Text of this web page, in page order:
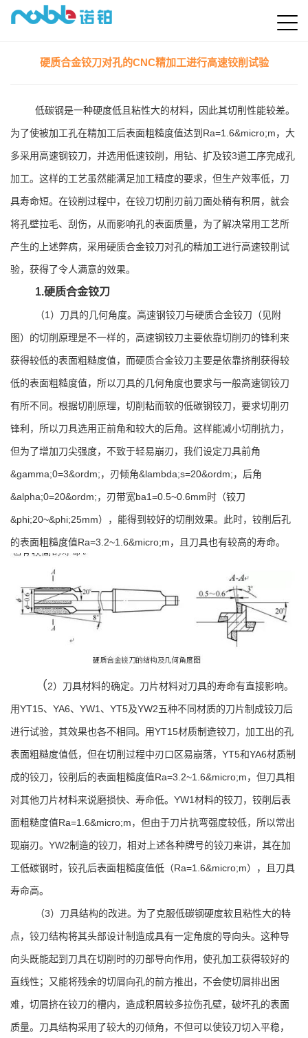
硬质合金铰刀对孔的CNC精加工进行高速铰削试验
低碳钢是一种硬度低且粘性大的材料，因此其切削性能较差。
为了使被加工孔在精加工后表面粗糙度值达到Ra=1.6&micro;m，大
多采用高速钢铰刀，并选用低速铰削，用钻、扩及铰3道工序完成孔
加工。这样的工艺虽然能满足加工精度的要求，但生产效率低，刀
具寿命短。在铰削过程中，在铰刀切削刃前刀面处稍有积屑，就会
将孔壁拉毛、刮伤，从而影响孔的表面质量，为了解决常用工艺所
产生的上述弊病，采用硬质合金铰刀对孔的精加工进行高速铰削试
验，获得了令人满意的效果。
1.硬质合金铰刀
（1）刀具的几何角度。高速钢铰刀与硬质合金铰刀（见附
图）的切削原理是不一样的，高速钢铰刀主要依靠切削刃的锋利来
获得较低的表面粗糙度值，而硬质合金铰刀主要是依靠挤削获得较
低的表面粗糙度值，所以刀具的几何角度也要求与一般高速钢铰刀
有所不同。根据切削原理，切削粘而软的低碳钢铰刀，要求切削刃
锋利，所以刀具选用正前角和较大的后角。这样能减小切削抗力，
但为了增加刀尖强度，不致于轻易崩刃，我们设定刀具前角
&gamma;0=3&ordm;，刃倾角&lambda;s=20&ordm;，后角
&alpha;0=20&ordm;，刃带宽ba1=0.5~0.6mm时（铰刀
&phi;20~&phi;25mm），能得到较好的切削效果。此时，铰削后孔
的表面粗糙度值Ra=3.2~1.6&micro;m，且刀具也有较高的寿命。
（2）刀具材料的确定。刀片材料对刀具的寿命有直接影响。
用YT15、YA6、YW1、YT5及YW2五种不同材质的刀片制成铰刀后
进行试验，其效果也各不相同。用YT15材质制造铰刀，加工出的孔
表面粗糙度值低，但在切削过程中刃口区易崩落，YT5和YA6材质制
成的铰刀，铰削后的表面粗糙度值Ra=3.2~1.6&micro;m，但刀具相
对其他刀片材料来说磨损快、寿命低。YW1材料的铰刀，铰削后表
面粗糙度值Ra=1.6&micro;m，但由于刀片抗弯强度较低，所以常出
现崩刃。YW2制造的铰刀，相对上述各种牌号的铰刀来讲，其在加
工低碳钢时，铰孔后表面粗糙度值低（Ra=1.6&micro;m），且刀具
寿命高。
（3）刀具结构的改进。为了克服低碳钢硬度软且粘性大的特
点，铰刀结构将其头部设计制造成具有一定角度的导向头。这种导
向头既能起到刀具在切削时的刃部导向作用，使孔加工获得较好的
直线性；又能将残余的切屑向孔的前方推出，不会使切屑排出困
难，切屑挤在铰刀的槽内，造成积屑较多拉伤孔壁，破坏孔的表面
质量。刀具结构采用了较大的刃倾角，不但可以使铰刀切入平稳，